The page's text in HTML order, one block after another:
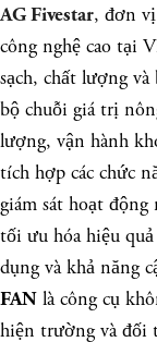
AG Fivestar, đơn
công nghệ cao tại
sạch, chất lượng
bộ chuỗi giá trị
lượng, vận hành
tích hợp các chức
giám sát hoạt
tối ưu hóa hiệu
dụng và khả năng
FAN là công cụ
hiện trường và đối